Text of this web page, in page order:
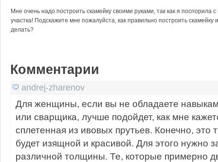
Мне очень надо построить скамейку своими руками, так как я
участка! Подскажите мне пожалуйста, как правильно построить скамейку
делать?
Комментарии
andrej-zharenov
Для женщины, если вы не обладаете
или сварщика, лучше подойдет, как мне
сплетенная из ивовых прутьев. Конечно, это
будет изящной и красивой. Для этого нужно
различной толщины. Те, которые примерно